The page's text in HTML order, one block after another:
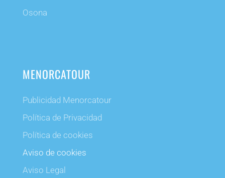
Osona
MENORCATOUR
Publicidad Menorcatour
Política de Privacidad
Política de cookies
Aviso de cookies
Aviso Legal